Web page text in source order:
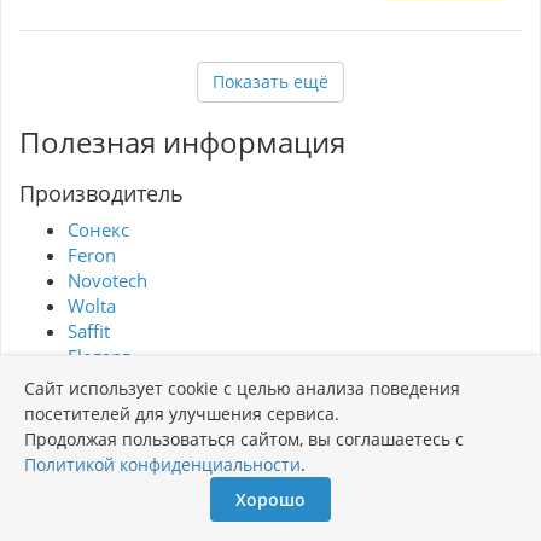
влаги по стандарту IP66, что позволяет
углом рассеивания 120° он равномерно
распределяет свет. Переносная модель с
ручкой и зарядным устройством работает при
от -40°C до +40°C. Компактные размеры
(60x260x320 мм) делают его удобным для
Показать ещё
Полезная информация
Производитель
Сонекс
Feron
Novotech
Wolta
Saffit
Eleganz
LEEK
GENERAL
Люксэл
Сталкер
Форма светильника
Сайт использует cookie с целью анализа поведения
посетителей для улучшения сервиса.
Продолжая пользоваться сайтом, вы соглашаетесь с
Политикой конфиденциальности.
Хорошо